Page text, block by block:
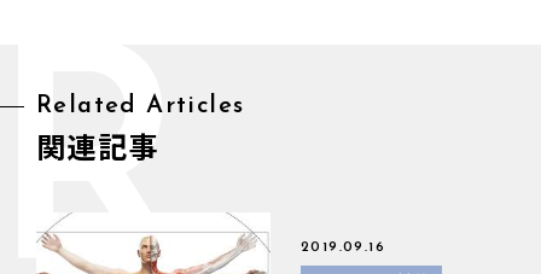
Related Articles
関連記事
2019.09.16